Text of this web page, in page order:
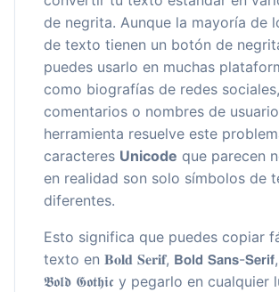
de negrita. Aunque la mayoría de
de texto tienen un botón de
puedes usarlo en muchas
como biografías de redes sociales,
comentarios o nombres de
herramienta resuelve este
caracteres Unicode que parecen
en realidad son solo símbolos de
diferentes.
Esto significa que puedes copiar
texto en 𝐁𝐨𝐥𝐝 𝐒𝐞𝐫𝐢𝐟, 𝗕𝗼𝗹𝗱 𝗦𝗮𝗻𝘀-
𝕭𝖔𝖑𝖉 𝕲𝖔𝖙𝖍𝖎𝖈 y pegarlo en cualquier